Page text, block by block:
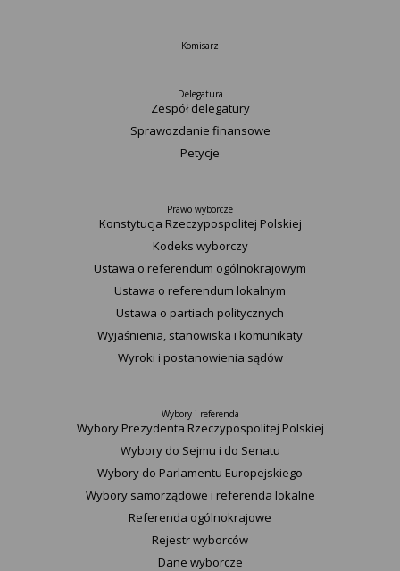
Komisarz
Delegatura
Zespół delegatury
Sprawozdanie finansowe
Petycje
Prawo wyborcze
Konstytucja Rzeczypospolitej Polskiej​
Kodeks wyborczy
Ustawa o referendum ogólnokrajowym
Ustawa o referendum lokalnym
Ustawa o partiach politycznych
Wyjaśnienia, stanowiska i komunikaty
Wyroki i postanowienia sądów
Wybory i referenda
Wybory Prezydenta Rzeczypospolitej Polskiej
Wybory do Sejmu i do Senatu
Wybory do Parlamentu Europejskiego
Wybory samorządowe i referenda lokalne
Referenda ogólnokrajowe
Rejestr wyborców
Dane wyborcze